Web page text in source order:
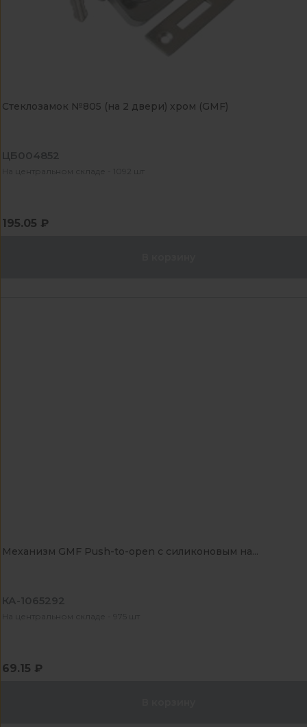
Стеклозамок №805 (на 2 двери) хром (GMF)
ЦБ004852
На центральном складе - 1092 шт
195.05 ₽
Механизм GMF Push-to-open с силиконовым на...
КА-1065292
На центральном складе - 975 шт
69.15 ₽